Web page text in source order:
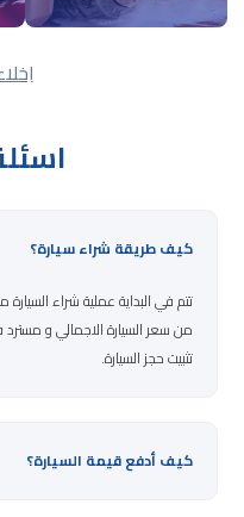
كيف طريقة شراء سيارة؟
تتم في البداية عملية شراء
من سعر السيارة الاجمالي و
تثبيت حجز السيارة.
كيف أدفع قيمة السيارة؟